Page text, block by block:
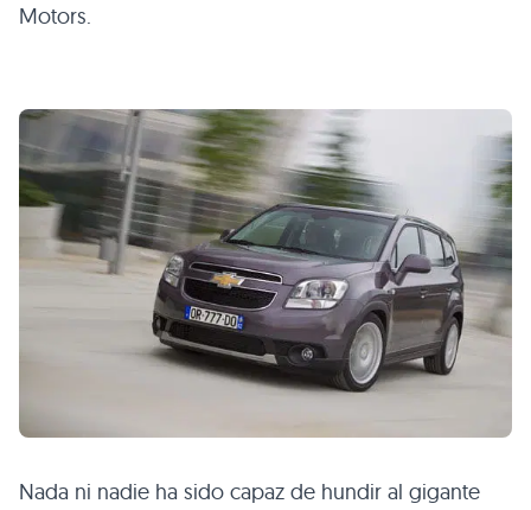
Motors.
Nada ni nadie ha sido capaz de hundir al gigante